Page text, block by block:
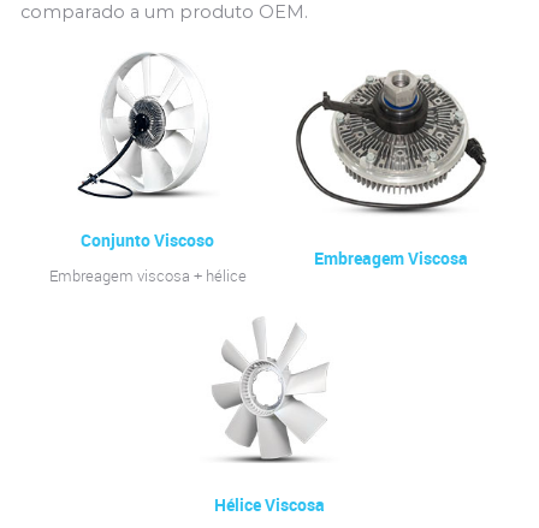
comparado a um produto OEM.
Conjunto Viscoso
Embreagem viscosa + hélice
Embreagem Viscosa
Hélice Viscosa